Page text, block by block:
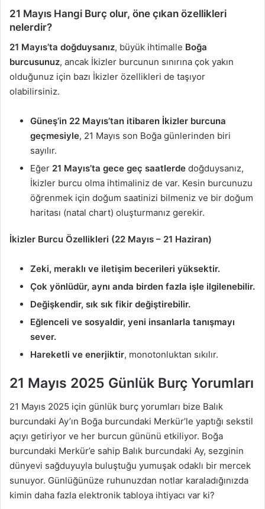
21 Mayıs Hangi Burç olur, öne çıkan özellikleri
nelerdir?
21 Mayıs’ta doğduysanız, büyük ihtimalle Boğa
burcusunuz, ancak İkizler burcunun sınırına çok yakın
olduğunuz için bazı İkizler özellikleri de taşıyor
olabilirsiniz.
Güneş’in 22 Mayıs’tan itibaren İkizler burcuna
geçmesiyle, 21 Mayıs son Boğa günlerinden biri
sayılır.
Eğer 21 Mayıs’ta gece geç saatlerde doğduysanız,
İkizler burcu olma ihtimaliniz de var. Kesin burcunuzu
öğrenmek için doğum saatinizi bilmeniz ve bir doğum
haritası (natal chart) oluşturmanız gerekir.
İkizler Burcu Özellikleri (22 Mayıs – 21 Haziran)
Zeki, meraklı ve iletişim becerileri yüksektir.
Çok yönlüdür, aynı anda birden fazla işle ilgilenebilir.
Değişkendir, sık sık fikir değiştirebilir.
Eğlenceli ve sosyaldir, yeni insanlarla tanışmayı
sever.
Hareketli ve enerjiktir, monotonluktan sıkılır.
21 Mayıs 2025 Günlük Burç Yorumları
21 Mayıs 2025 için günlük burç yorumları bize Balık
burcundaki Ay’ın Boğa burcundaki Merkür’le yaptığı sekstil
açıyı getiriyor ve her burcun gününü etkiliyor. Boğa
burcundaki Merkür’e sahip Balık burcundaki Ay, sezginin
dünyevi sağduyuyla buluştuğu yumuşak odaklı bir mercek
sunuyor. Günlüğünüze ruhunuzdan notlar karaladığınızda
kimin daha fazla elektronik tabloya ihtiyacı var ki?